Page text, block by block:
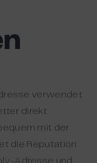
verwendet
direkt
mit der
die Reputation
Adresse und